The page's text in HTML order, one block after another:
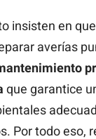
insisten en
averías
que garantice
Por todo eso,